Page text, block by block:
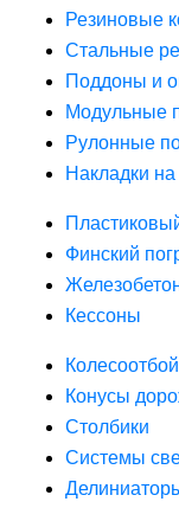
Резиновые
Стальные
Поддоны и
Модульные
Рулонные
Накладки на
Финский
Кессоны
Конусы
Столбики
Системы